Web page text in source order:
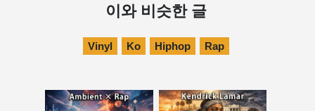
이와 비슷한 글
Vinyl Ko Hiphop Rap